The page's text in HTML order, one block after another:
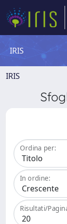
IRIS
IRIS
Ordina per:
In ordine:
Risultati/